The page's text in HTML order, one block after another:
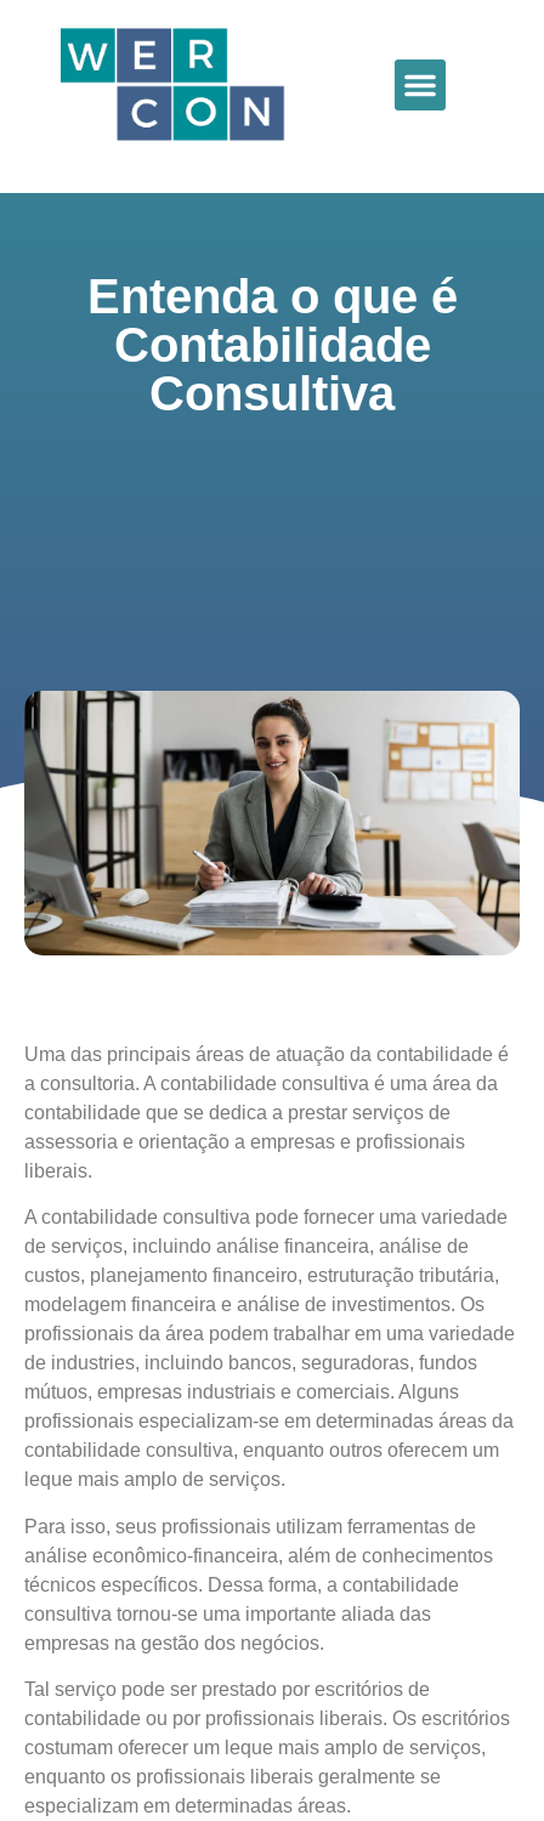
Entenda o que é
Contabilidade
Consultiva
Uma das principais áreas de atuação da contabilidade é
a consultoria. A contabilidade consultiva é uma área da
contabilidade que se dedica a prestar serviços de
assessoria e orientação a empresas e profissionais
liberais.
A contabilidade consultiva pode fornecer uma variedade
de serviços, incluindo análise financeira, análise de
custos, planejamento financeiro, estruturação tributária,
modelagem financeira e análise de investimentos. Os
profissionais da área podem trabalhar em uma variedade
de industries, incluindo bancos, seguradoras, fundos
mútuos, empresas industriais e comerciais. Alguns
profissionais especializam-se em determinadas áreas da
contabilidade consultiva, enquanto outros oferecem um
leque mais amplo de serviços.
Para isso, seus profissionais utilizam ferramentas de
análise econômico-financeira, além de conhecimentos
técnicos específicos. Dessa forma, a contabilidade
consultiva tornou-se uma importante aliada das
empresas na gestão dos negócios.
Tal serviço pode ser prestado por escritórios de
contabilidade ou por profissionais liberais. Os escritórios
costumam oferecer um leque mais amplo de serviços,
enquanto os profissionais liberais geralmente se
especializam em determinadas áreas.